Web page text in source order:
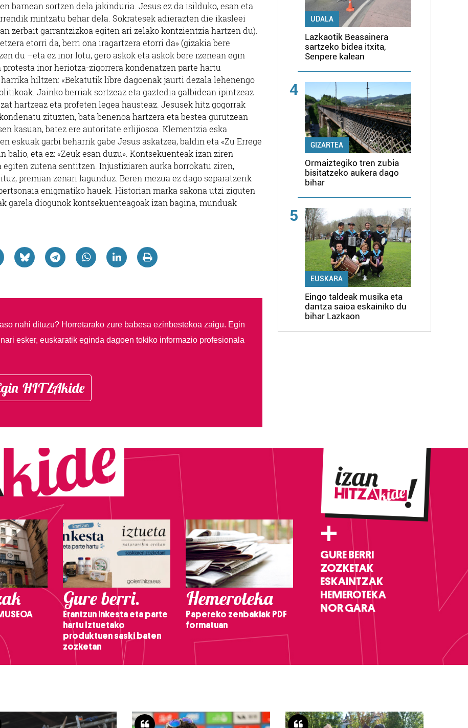
barnean sortzen dela jakinduria. Jesus ez da isilduko, esan eta
mintzatu behar dela. Sokratesek adierazten die ikasleei
zerbait garrantzizkoa egiten ari zelako kontzientzia hartzen du).
etorri da, berri ona iragartzera etorri da» (gizakia bere
du –eta ez inor lotu, gero askok eta askok bere izenean egin
inor heriotza-zigorrera kondenatzen parte hartu
hiltzen: «Bekatutik libre dagoenak jaurti dezala lehenengo
Jainko berriak sortzeaz eta gaztedia galbidean ipintzeaz
hartzeaz eta profeten legea hausteaz. Jesusek hitz gogorrak
zituzten, bata benenoa hartzera eta bestea gurutzean
kasuan, batez ere autoritate erlijiosoa. Klementzia eska
eskuak garbi beharrik gabe Jesus askatzea, baldin eta «Zu Errege
balio, eta ez: «Zeuk esan duzu». Kontsekuenteak izan ziren
zutena sentitzen. Injustiziaren aurka borrokatu ziren,
premian zenari lagunduz. Beren mezua ez dago separatzerik
enigmatiko hauek. Historian marka sakona utzi ziguten
garela diogunok kontsekuenteagoak izan bagina, munduak
nahi dituzu? Horretarako zure babesa ezinbestekoa zaigu. Egin
esker, euskaratik eginda dagoen tokiko informazio profesionala
HITZAkide
UDALA
Lazkaotik Beasainera
sartzeko bidea itxita,
Senpere kalean
4
GIZARTEA
Ormaiztegiko tren zubia
bisitatzeko aukera dago
bihar
5
EUSKARA
Eingo taldeak musika eta
dantza saioa eskainiko du
bihar Lazkaon
Gure berri.
Erantzun inkesta eta parte
hartu Iztuetako
produktuen saski baten
zozketan
Hemeroteka
Papereko zenbakiak PDF
formatuan
+
GURE BERRI
ZOZKETAK
ESKAINTZAK
HEMEROTEKA
NOR GARA